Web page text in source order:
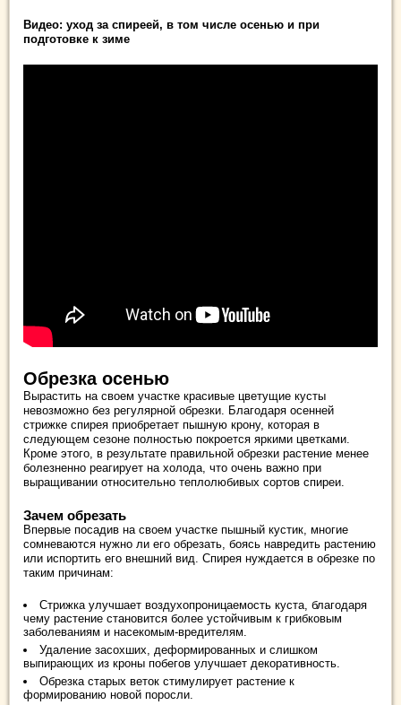
Видео: уход за спиреей, в том числе осенью и при
подготовке к зиме
Обрезка осенью
Вырастить на своем участке красивые цветущие кусты
невозможно без регулярной обрезки. Благодаря осенней
стрижке спирея приобретает пышную крону, которая в
следующем сезоне полностью покроется яркими цветками.
Кроме этого, в результате правильной обрезки растение менее
болезненно реагирует на холода, что очень важно при
выращивании относительно теплолюбивых сортов спиреи.
Зачем обрезать
Впервые посадив на своем участке пышный кустик, многие
сомневаются нужно ли его обрезать, боясь навредить растению
или испортить его внешний вид. Спирея нуждается в обрезке по
таким причинам:
Стрижка улучшает воздухопроницаемость куста, благодаря
чему растение становится более устойчивым к грибковым
заболеваниям и насекомым-вредителям.
Удаление засохших, деформированных и слишком
выпирающих из кроны побегов улучшает декоративность.
Обрезка старых веток стимулирует растение к
формированию новой поросли.